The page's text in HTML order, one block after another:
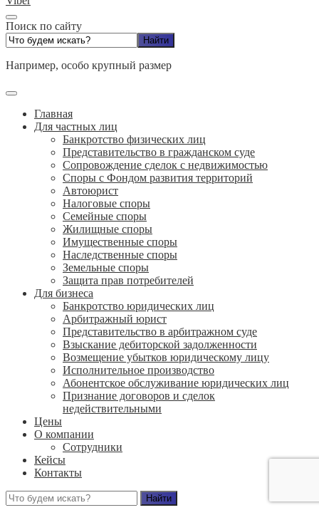
Поиск по сайту
Например, особо крупный размер
Главная
Для частных лиц
Банкротство физических лиц
Представительство в гражданском суде
Сопровождение сделок с недвижимостью
Споры с Фондом развития территорий
Автоюрист
Налоговые споры
Семейные споры
Жилищные споры
Имущественные споры
Наследственные споры
Земельные споры
Защита прав потребителей
Для бизнеса
Банкротство юридических лиц
Арбитражный юрист
Представительство в арбитражном суде
Взыскание дебиторской задолженности
Возмещение убытков юридическому лицу
Исполнительное производство
Абонентское обслуживание юридических лиц
Признание договоров и сделок
недействительными
Цены
О компании
Сотрудники
Кейсы
Контакты